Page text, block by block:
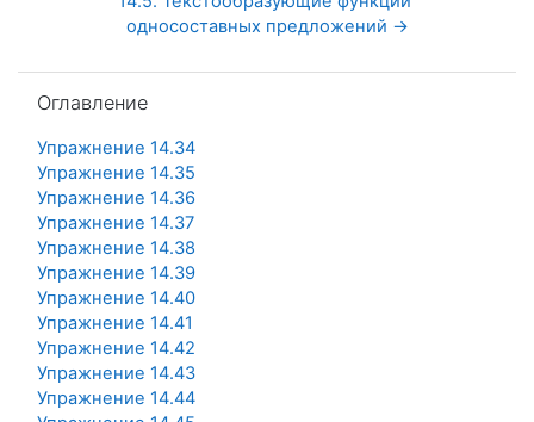
односоставных предложений →
Оглавление
Упражнение 14.34
Упражнение 14.35
Упражнение 14.36
Упражнение 14.37
Упражнение 14.38
Упражнение 14.39
Упражнение 14.40
Упражнение 14.41
Упражнение 14.42
Упражнение 14.43
Упражнение 14.44